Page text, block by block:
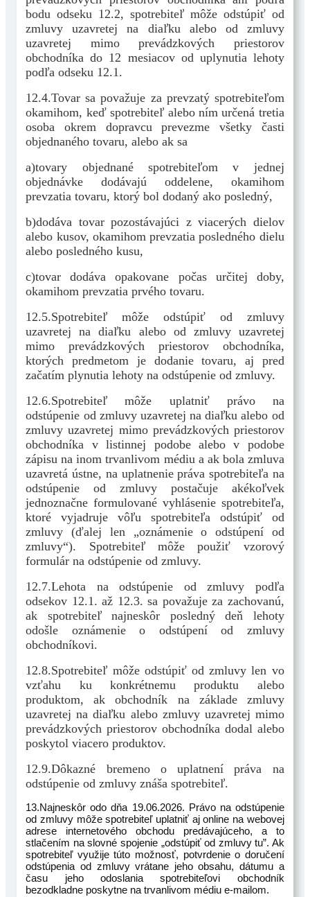
bodu odseku 12.2, spotrebiteľ môže odstúpiť od
zmluvy uzavretej na diaľku alebo od zmluvy
uzavretej mimo prevádzkových priestorov
obchodníka do 12 mesiacov od uplynutia lehoty
podľa odseku 12.1.
12.4.Tovar sa považuje za prevzatý spotrebiteľom
okamihom, keď spotrebiteľ alebo ním určená tretia
osoba okrem dopravcu prevezme všetky časti
objednaného tovaru, alebo ak sa
a)tovary objednané spotrebiteľom v jednej
objednávke dodávajú oddelene, okamihom
prevzatia tovaru, ktorý bol dodaný ako posledný,
b)dodáva tovar pozostávajúci z viacerých dielov
alebo kusov, okamihom prevzatia posledného dielu
alebo posledného kusu,
c)tovar dodáva opakovane počas určitej doby,
okamihom prevzatia prvého tovaru.
12.5.Spotrebiteľ môže odstúpiť od zmluvy
uzavretej na diaľku alebo od zmluvy uzavretej
mimo prevádzkových priestorov obchodníka,
ktorých predmetom je dodanie tovaru, aj pred
začatím plynutia lehoty na odstúpenie od zmluvy.
12.6.Spotrebiteľ môže uplatniť právo na
odstúpenie od zmluvy uzavretej na diaľku alebo od
zmluvy uzavretej mimo prevádzkových priestorov
obchodníka v listinnej podobe alebo v podobe
zápisu na inom trvanlivom médiu a ak bola zmluva
uzavretá ústne, na uplatnenie práva spotrebiteľa na
odstúpenie od zmluvy postačuje akékoľvek
jednoznačne formulované vyhlásenie spotrebiteľa,
ktoré vyjadruje vôľu spotrebiteľa odstúpiť od
zmluvy (ďalej len „oznámenie o odstúpení od
zmluvy“). Spotrebiteľ môže použiť vzorový
formulár na odstúpenie od zmluvy.
12.7.Lehota na odstúpenie od zmluvy podľa
odsekov 12.1. až 12.3. sa považuje za zachovanú,
ak spotrebiteľ najneskôr posledný deň lehoty
odošle oznámenie o odstúpení od zmluvy
obchodníkovi.
12.8.Spotrebiteľ môže odstúpiť od zmluvy len vo
vzťahu ku konkrétnemu produktu alebo
produktom, ak obchodník na základe zmluvy
uzavretej na diaľku alebo zmluvy uzavretej mimo
prevádzkových priestorov obchodníka dodal alebo
poskytol viacero produktov.
12.9.Dôkazné bremeno o uplatnení práva na
odstúpenie od zmluvy znáša spotrebiteľ.
13.Najneskôr odo dňa 19.06.2026. Právo na odstúpenie
od zmluvy môže spotrebiteľ uplatniť aj online na webovej
adrese internetového obchodu predávajúceho, a to
stlačením na slovné spojenie „odstúpiť od zmluvy tu”. Ak
spotrebiteľ využije túto možnosť, potvrdenie o doručení
odstúpenia od zmluvy vrátane jeho obsahu, dátumu a
času jeho odoslania spotrebiteľovi obchodník
bezodkladne poskytne na trvanlivom médiu e-mailom.